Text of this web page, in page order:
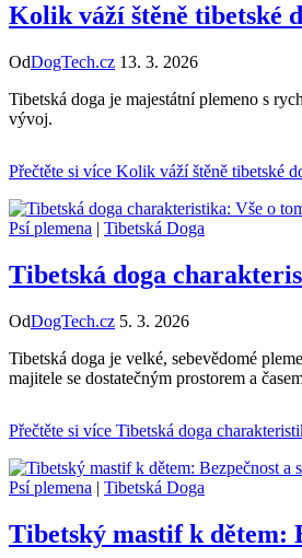
Kolik váží štěně tibetské
OdDogTech.cz 13. 3. 2026
Tibetská doga je majestátní plemeno s
vývoj.
Přečtěte si více Kolik váží štěně tibetské
Psí plemena | Tibetská Doga
Tibetská doga
OdDogTech.cz 5. 3. 2026
Tibetská doga je velké, sebevědomé
majitele se dostatečným prostorem a
Přečtěte si více Tibetská doga
Psí plemena | Tibetská Doga
Tibetský mastif k dětem: